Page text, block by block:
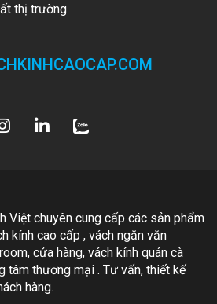
Việt chuyên cung cấp các sản phẩm
kính cao cấp , vách ngăn văn
cửa hàng, vách kính quán cà
tâm thương mại . Tư vấn, thiết kế
hàng.
thị trường